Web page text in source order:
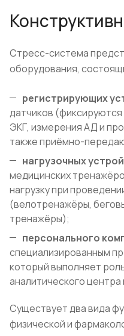
Стресс-система
оборудования,
регистрирующих
датчиков (фиксируются
ЭКГ, измерения АД и
также приёмно-
нагрузочных
медицинских
нагрузку при
(велотренажёры,
тренажёры);
персонального
специализированным
который выполняет
аналитического
Существует два вида
физической и